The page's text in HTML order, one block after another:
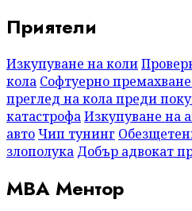
Приятели
Изкупуване на коли
кола Софтуерно
преглед на кола преди
катастрофаИзкупуване на
автоЧип тунинг
злополука Добър адвокат
МВА Ментор